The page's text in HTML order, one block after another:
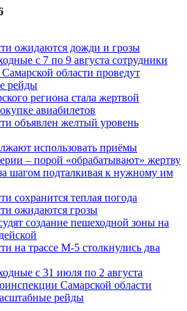
ожидаются дожди и грозы
с 7 по 9 августа сотрудники
области проведут
рейды
региона стала жертвой
авиабилетов
объявлен желтый уровень
использовать приёмы
– порой «обрабатывают» жертву
шагом подталкивая к нужному им
сохранится теплая погода
ожидаются грозы
создание пешеходной зоны на
на трассе М-5 столкнулись два
с 31 июля по 2 августа
Самарской области
рейды